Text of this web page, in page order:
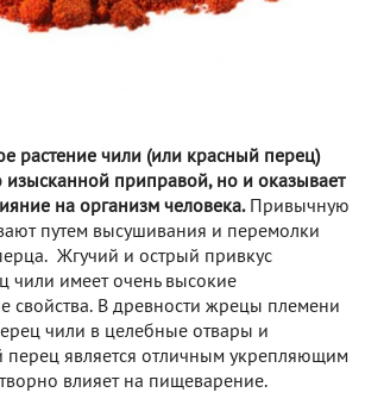
растение чили (или красный перец)
изысканной приправой, но и оказывает
на организм человека.
Привычную
путем высушивания и перемолки
Жгучий и острый привкус
чили имеет очень высокие
свойства. В древности жрецы племени
чили в целебные отвары и
перец является отличным укрепляющим
влияет на пищеварение.